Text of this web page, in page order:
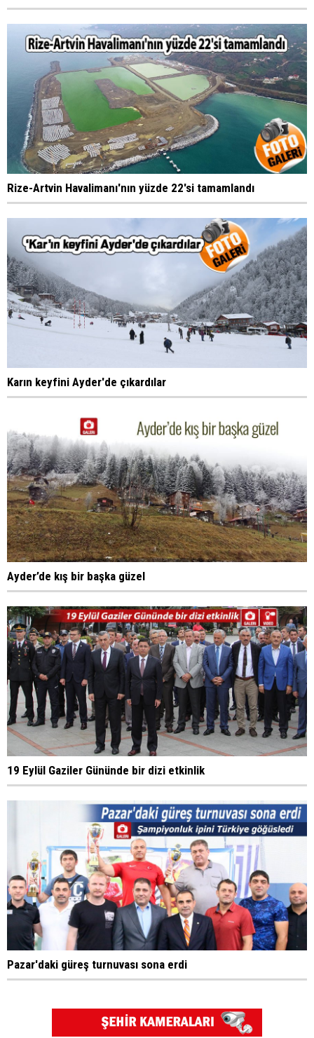
Rize-Artvin Havalimanı'nın yüzde 22'si tamamlandı
Karın keyfini Ayder'de çıkardılar
Ayder’de kış bir başka güzel
19 Eylül Gaziler Gününde bir dizi etkinlik
Pazar'daki güreş turnuvası sona erdi